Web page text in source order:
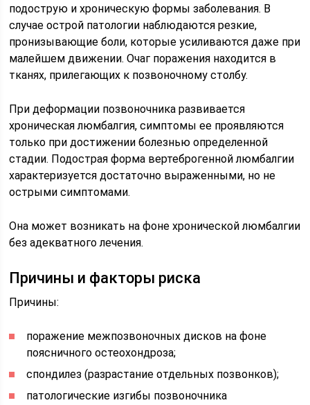
подострую и хроническую формы заболевания. В
случае острой патологии наблюдаются резкие,
пронизывающие боли, которые усиливаются даже при
малейшем движении. Очаг поражения находится в
тканях, прилегающих к позвоночному столбу.
При деформации позвоночника развивается
хроническая люмбалгия, симптомы ее проявляются
только при достижении болезнью определенной
стадии. Подострая форма вертеброгенной люмбалгии
характеризуется достаточно выраженными, но не
острыми симптомами.
Она может возникать на фоне хронической люмбалгии
без адекватного лечения.
Причины и факторы риска
Причины:
поражение межпозвоночных дисков на фоне
поясничного остеохондроза;
спондилез (разрастание отдельных позвонков);
патологические изгибы позвоночника